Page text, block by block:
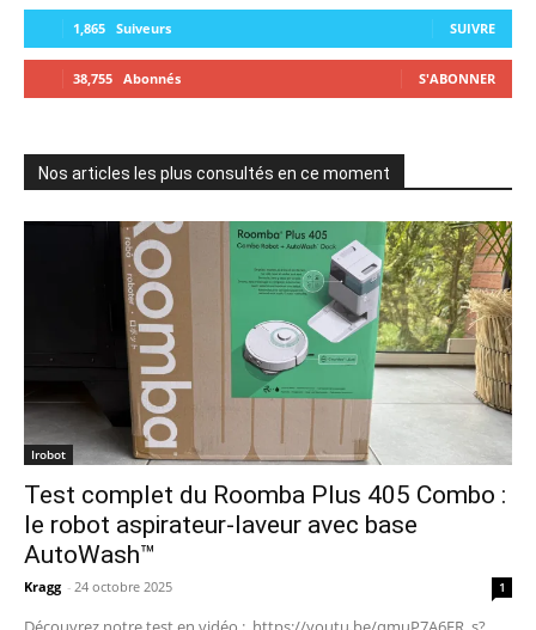
1,865 Suiveurs SUIVRE
38,755 Abonnés S'ABONNER
Nos articles les plus consultés en ce moment
Irobot
Test complet du Roomba Plus 405 Combo :
le robot aspirateur-laveur avec base
AutoWash™
Kragg - 24 octobre 2025 1